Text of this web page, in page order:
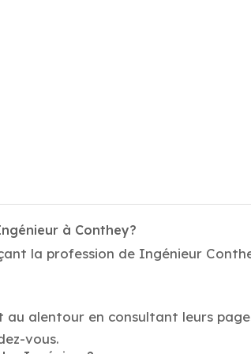
à Conthey?
la profession de Ingénieur
alentour en consultant leurs
vous.